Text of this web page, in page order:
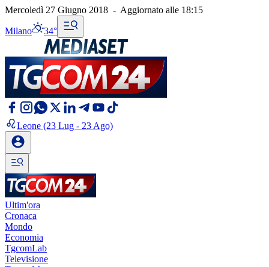
Mercoledì 27 Giugno 2018 - Aggiornato alle 18:15
Milano 34°
Leone (23 Lug - 23 Ago)
Ultim'ora
Cronaca
Mondo
Economia
TgcomLab
Televisione